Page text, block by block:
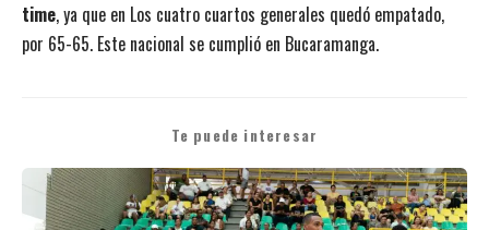
time, ya que en Los cuatro cuartos generales quedó empatado,
por 65-65. Este nacional se cumplió en Bucaramanga.
Te puede interesar